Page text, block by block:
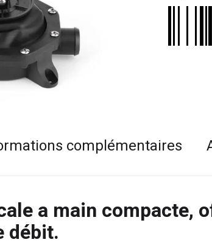
complémentaires
a main compacte,
débit.